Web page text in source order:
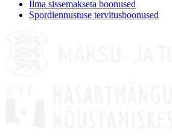
Ilma sissemakseta boonused
Spordiennustuse tervitusboonused